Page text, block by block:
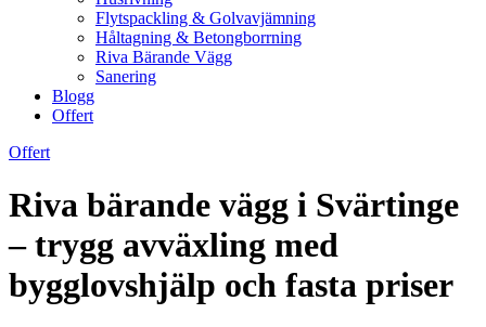
Flytspackling & Golvavjämning
Håltagning & Betongborrning
Riva Bärande Vägg
Sanering
Blogg
Offert
Offert
Riva bärande vägg i Svärtinge
– trygg avväxling med
bygglovshjälp och fasta priser